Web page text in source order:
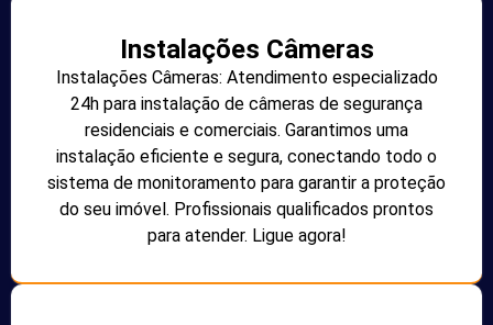
Instalações Câmeras
Instalações Câmeras: Atendimento especializado
24h para instalação de câmeras de segurança
residenciais e comerciais. Garantimos uma
instalação eficiente e segura, conectando todo o
sistema de monitoramento para garantir a proteção
do seu imóvel. Profissionais qualificados prontos
para atender. Ligue agora!